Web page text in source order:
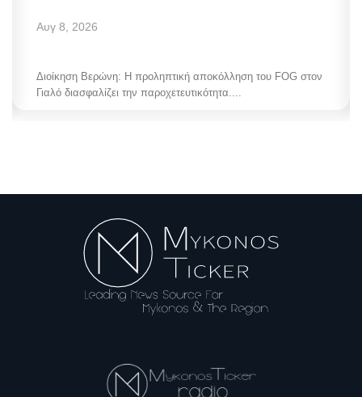
Αυγ 8, 2026
Διοίκηση Βερώνη: Η προληπτική αποκόλληση του FOG στον
Γιαλό διασφαλίζει την παροχετευτικότητα....